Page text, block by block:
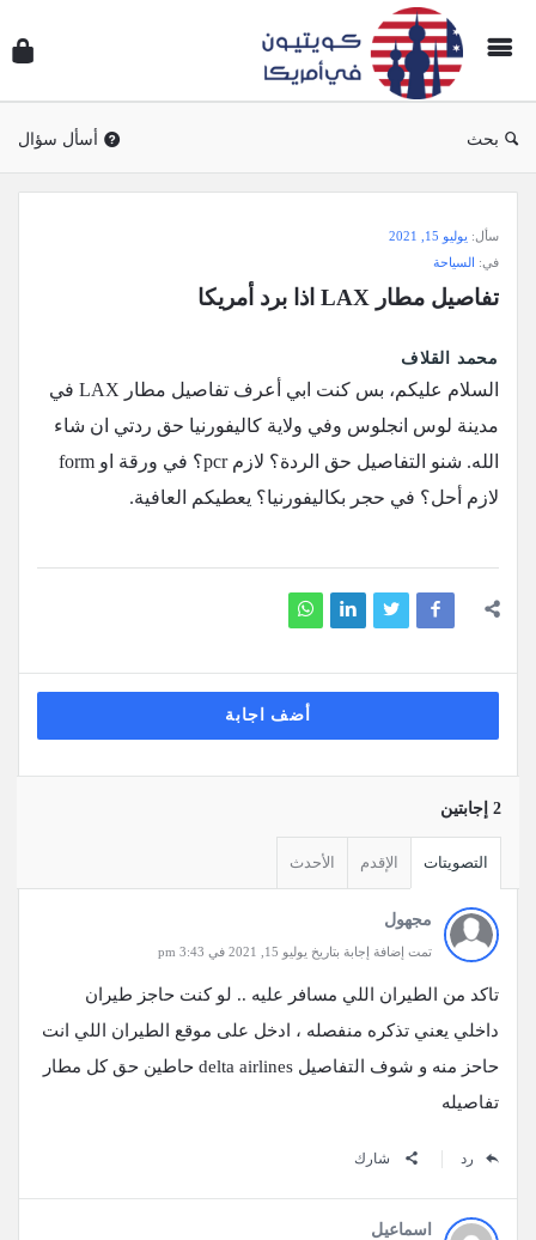
بحث أسأل سؤال
وجواب
أمريكا
الاحدث
أسئلة
سأل: يوليو 15, 2021
في: السياحة
تفاصيل مطار LAX اذا برد أمريكا
محمد القلاف
السلام عليكم، بس كنت ابي أعرف تفاصيل مطار LAX في
مدينة لوس انجلوس وفي ولاية كاليفورنيا حق ردتي ان شاء
الله. شنو التفاصيل حق الردة؟ لازم pcr؟ في ورقة او form
لازم أحل؟ في حجر بكاليفورنيا؟ يعطيكم العافية.
أضف اجابة
‫2 إجابتين
التصويتات الإقدم الأحدث
مجهول
تمت إضافة إجابة بتاريخ يوليو 15, 2021 في 3:43 pm
تاكد من الطيران اللي مسافر عليه .. لو كنت حاجز طيران
داخلي يعني تذكره منفصله ، ادخل على موقع الطيران اللي انت
حاحز منه و شوف التفاصيل delta airlines حاطين حق كل مطار
تفاصيله
رد شارك
اسماعيل